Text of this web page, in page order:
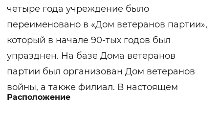
четыре года учреждение было
переименовано в «Дом ветеранов партии»,
который в начале 90-тых годов был
упразднен. На базе Дома ветеранов
партии был организован Дом ветеранов
войны, а также филиал. В настоящем
статусе существует с 2014 года,
Расположение